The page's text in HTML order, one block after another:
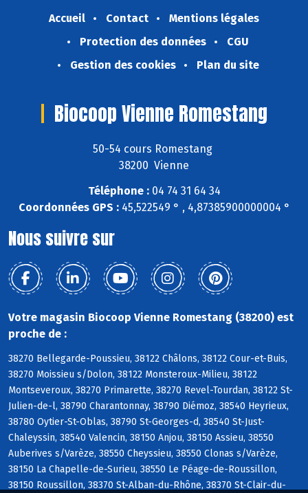
Accueil Contact
Mentions légales
Protection des données
CGU
Gestion des cookies
Plan du site
Biocoop Vienne Romestang
50-54 cours Romestang
38200 Vienne
Téléphone :04 74 31 64 34
Coordonnées GPS :45,522549 ° , 4,87385900000004 °
Nous suivre sur
Votre magasin Biocoop Vienne Romestang (38200) est
proche de :
38270 Bellegarde-Poussieu, 38122 Châlons, 38122 Cour-et-Buis,
38270 Moissieu s/Dolon, 38122 Monsteroux-Milieu, 38122
Montseveroux, 38270 Primarette, 38270 Revel-Tourdan, 38122 St-
Julien-de-l, 38790 Charantonnay, 38790 Diémoz, 38540 Heyrieux,
38780 Oytier-St-Oblas, 38790 St-Georges-d, 38540 St-Just-
Chaleyssin, 38540 Valencin, 38150 Anjou, 38150 Assieu, 38550
Auberives s/Varèze, 38550 Cheyssieu, 38550 Clonas s/Varèze,
38150 La Chapelle-de-Surieu, 38550 Le Péage-de-Roussillon,
38150 Roussillon, 38370 St-Alban-du-Rhône, 38370 St-Clair-du-